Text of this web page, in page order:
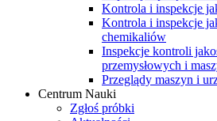
Kontrola i inspekcje
Kontrola i inspekcje
chemikaliów
Inspekcje kontroli
przemysłowych i
Przeglądy maszyn i
Centrum Nauki
Zgłoś próbki